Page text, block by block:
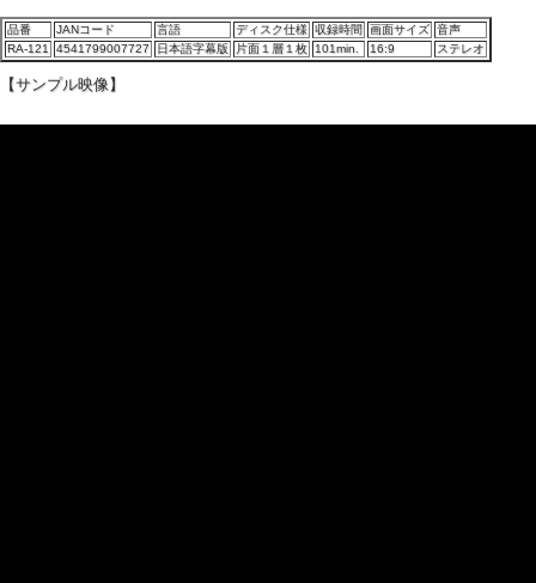
品番 JANコード 言語 ディスク仕様 収録時間 画面サイズ 音声
RA-121
4541799007727 日本語字幕版 片面１層１枚 101min. 16:9 ステレオ
【サンプル映像】